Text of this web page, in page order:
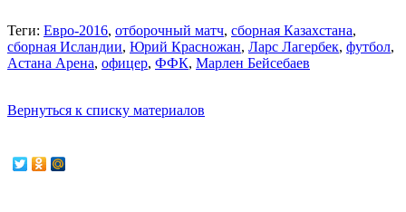
Теги: Евро-2016, отборочный матч, сборная Казахстана,
сборная Исландии, Юрий Красножан, Ларс Лагербек, футбол,
Астана Арена, офицер, ФФК, Марлен Бейсебаев
Вернуться к списку материалов